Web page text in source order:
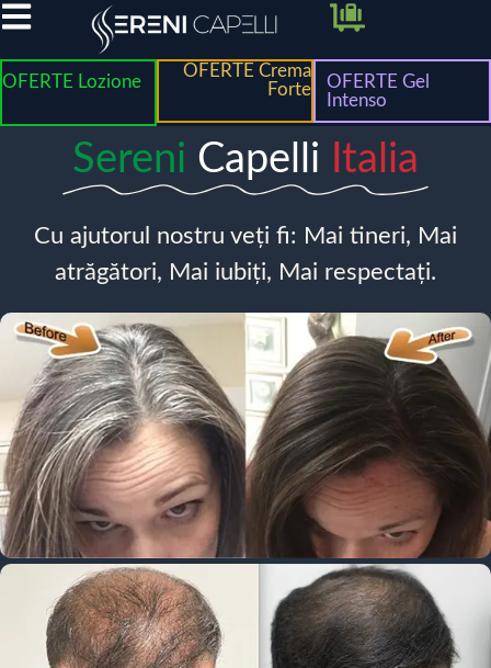
OFERTE Lozione
OFERTE Crema
Forte
OFERTE Gel
Intenso
Sereni Capelli Italia
Cu ajutorul nostru veți fi: Mai tineri, Mai
atrăgători, Mai iubiți, Mai respectați.